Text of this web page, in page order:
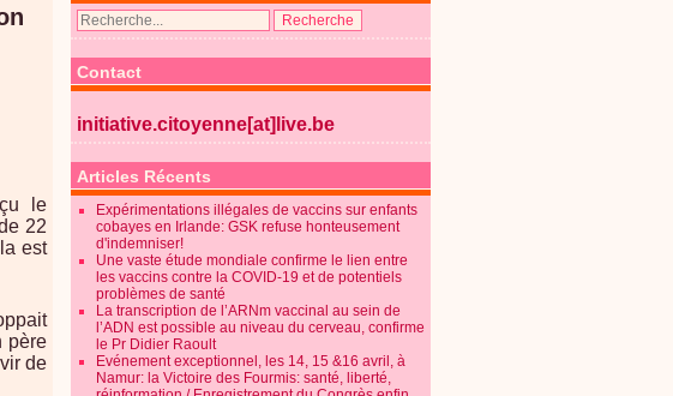
le
22
est
père
de
Contact
initiative.citoyenne[at]live.be
Articles Récents
Expérimentations illégales de vaccins sur enfants
cobayes en Irlande: GSK refuse honteusement
d'indemniser!
Une vaste étude mondiale confirme le lien entre
les vaccins contre la COVID-19 et de potentiels
problèmes de santé
La transcription de l’ARNm vaccinal au sein de
l’ADN est possible au niveau du cerveau, confirme
le Pr Didier Raoult
Evénement exceptionnel, les 14, 15 &16 avril, à
Namur: la Victoire des Fourmis: santé, liberté,